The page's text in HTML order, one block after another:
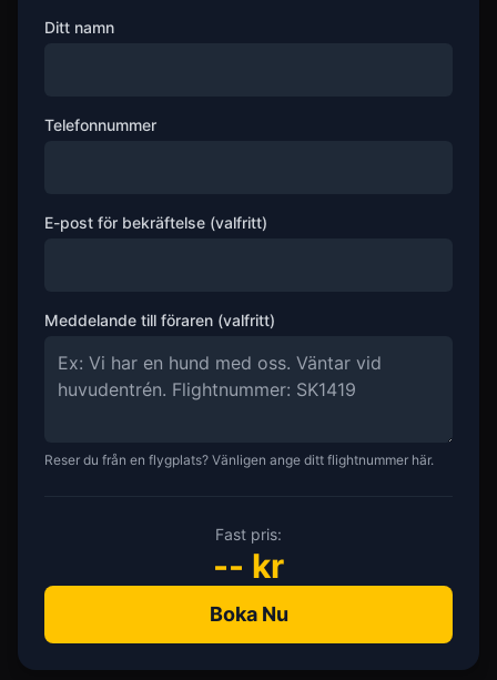
Ditt namn
Telefonnummer
E-post för bekräftelse (valfritt)
Meddelande till föraren (valfritt)
Reser du från en flygplats? Vänligen ange ditt flightnummer här.
Fast pris:
-- kr
Boka Nu